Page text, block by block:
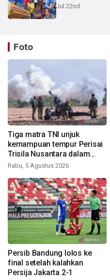
Jul 22nd
Foto
Tiga matra TNI unjuk
kemampuan tempur Perisai
Trisila Nusantara dalam
latihan di Kepri
Rabu, 5 Agustus 2026
Persib Bandung lolos ke
final setelah kalahkan
Persija Jakarta 2-1